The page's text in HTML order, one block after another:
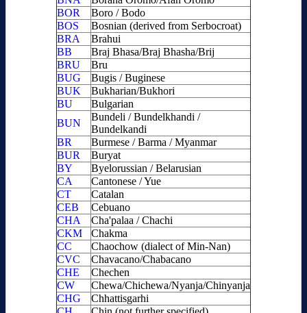
BOR
Boro / Bodo
BOS
Bosnian (derived from Serbocroat)
BRA
Brahui
BB
Braj Bhasa/Braj Bhasha/Brij
BRU
Bru
BUG
Bugis / Buginese
BUK
Bukharian/Bukhori
BU
Bulgarian
BUN
Bundeli / Bundelkhandi /
Bundelkandi
BR
Burmese / Barma / Myanmar
BUR
Buryat
BY
Byelorussian / Belarusian
CA
Cantonese / Yue
CT
Catalan
CEB
Cebuano
CHA
Cha'palaa / Chachi
CKM
Chakma
CC
Chaochow (dialect of Min-Nan)
CVC
Chavacano/Chabacano
CHE
Chechen
CW
Chewa/Chichewa/Nyanja/Chinyanja
CHG
Chhattisgarhi